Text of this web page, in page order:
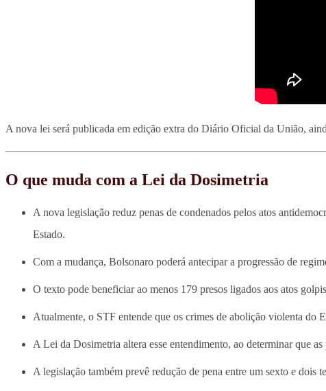
A nova lei será publicada em edição extra do Diário Oficial da União,
O que muda com a Lei da Dosimetria
A nova legislação reduz penas de condenados pelos atos
Estado.
Com a mudança, Bolsonaro poderá antecipar a progressão de
O texto pode beneficiar ao menos 179 presos ligados aos atos
Atualmente, o STF entende que os crimes de abolição violenta do
A Lei da Dosimetria altera esse entendimento, ao determinar que
A legislação também prevê redução de pena entre um sexto e dois